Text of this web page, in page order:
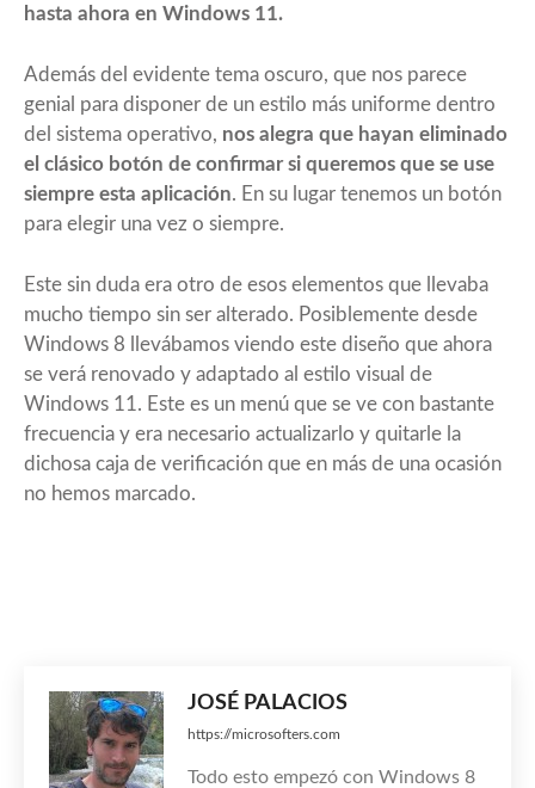
hasta ahora en Windows 11.
Además del evidente tema oscuro, que nos parece
genial para disponer de un estilo más uniforme dentro
del sistema operativo, nos alegra que hayan eliminado
el clásico botón de confirmar si queremos que se use
siempre esta aplicación. En su lugar tenemos un botón
para elegir una vez o siempre.
Este sin duda era otro de esos elementos que llevaba
mucho tiempo sin ser alterado. Posiblemente desde
Windows 8 llevábamos viendo este diseño que ahora
se verá renovado y adaptado al estilo visual de
Windows 11. Este es un menú que se ve con bastante
frecuencia y era necesario actualizarlo y quitarle la
dichosa caja de verificación que en más de una ocasión
no hemos marcado.
JOSÉ PALACIOS
https://microsofters.com
Todo esto empezó con Windows 8